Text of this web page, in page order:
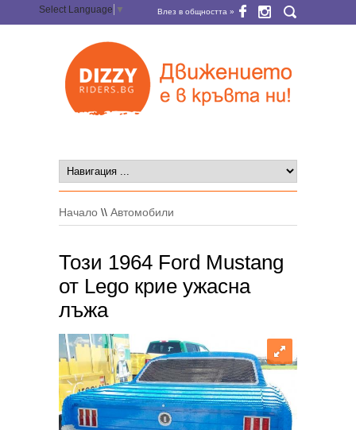
Select Language ▼ Влез в общността »
Начало \\ Автомобили
Този 1964 Ford Mustang
от Legо крие ужасна
лъжа